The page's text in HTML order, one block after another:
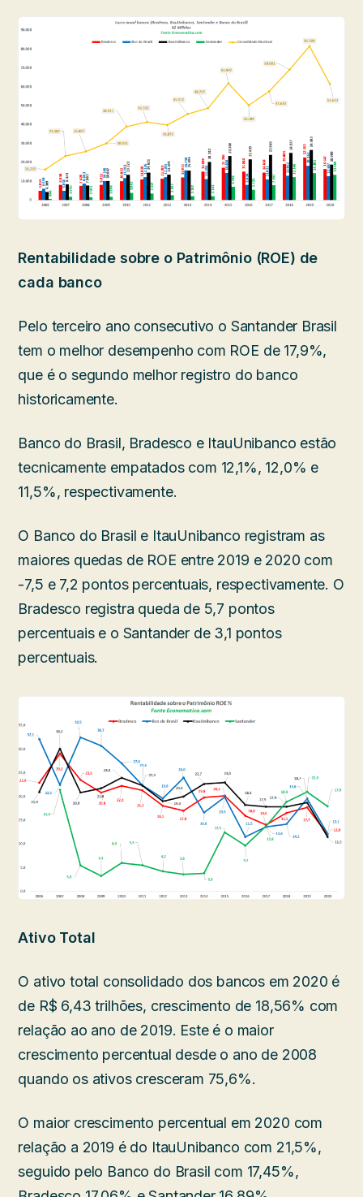
Rentabilidade sobre o Patrimônio (ROE) de
cada banco
Pelo terceiro ano consecutivo o Santander Brasil
tem o melhor desempenho com ROE de 17,9%,
que é o segundo melhor registro do banco
historicamente.
Banco do Brasil, Bradesco e ItauUnibanco estão
tecnicamente empatados com 12,1%, 12,0% e
11,5%, respectivamente.
O Banco do Brasil e ItauUnibanco registram as
maiores quedas de ROE entre 2019 e 2020 com
-7,5 e 7,2 pontos percentuais, respectivamente. O
Bradesco registra queda de 5,7 pontos
percentuais e o Santander de 3,1 pontos
percentuais.
Ativo Total
O ativo total consolidado dos bancos em 2020 é
de R$ 6,43 trilhões, crescimento de 18,56% com
relação ao ano de 2019. Este é o maior
crescimento percentual desde o ano de 2008
quando os ativos cresceram 75,6%.
O maior crescimento percentual em 2020 com
relação a 2019 é do ItauUnibanco com 21,5%,
seguido pelo Banco do Brasil com 17,45%,